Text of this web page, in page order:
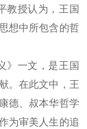
教授认为，王国
想中所包含的哲
》一文，是王国
。在此文中，王
德、叔本华哲学
为审美人生的追